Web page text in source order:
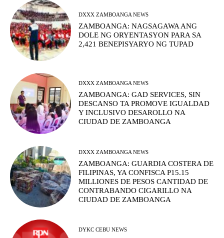
DXXX ZAMBOANGA NEWS
ZAMBOANGA: NAGSAGAWA ANG
DOLE NG ORYENTASYON PARA SA
2,421 BENEPISYARYO NG TUPAD
DXXX ZAMBOANGA NEWS
ZAMBOANGA: GAD SERVICES, SIN
DESCANSO TA PROMOVE IGUALDAD
Y INCLUSIVO DESAROLLO NA
CIUDAD DE ZAMBOANGA
DXXX ZAMBOANGA NEWS
ZAMBOANGA: GUARDIA COSTERA DE
FILIPINAS, YA CONFISCA P15.15
MILLIONES DE PESOS CANTIDAD DE
CONTRABANDO CIGARILLO NA
CIUDAD DE ZAMBOANGA
DYKC CEBU NEWS